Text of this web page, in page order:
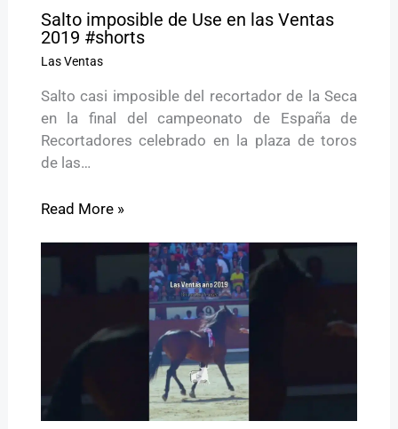
Salto imposible de Use en las Ventas
2019 #shorts
Las Ventas
Salto casi imposible del recortador de la Seca
en la final del campeonato de España de
Recortadores celebrado en la plaza de toros
de las…
Read More »